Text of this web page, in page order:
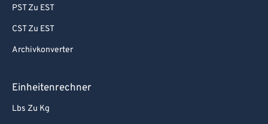
PST Zu EST
CST Zu EST
Archivkonverter
Einheitenrechner
Lbs Zu Kg